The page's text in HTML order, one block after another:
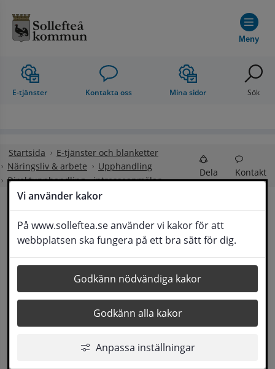
Vi använder kakor
På www.solleftea.se använder vi kakor för att
webbplatsen ska fungera på ett bra sätt för dig.
Godkänn nödvändiga kakor
Godkänn alla kakor
Anpassa inställningar
Meny
E-tjänster Kontakta oss Mina sidor Sök
Startsida
E-tjänster och blanketter
Näringsliv & arbete
Upphandling
Direktupphandling - intresseanmälan
Dela Kontakt
Direktupphandling -
intresseanmälan
Sollefteå kommun vill underlätta för fler små
och medelstora företag lokalt att delta vid
direktupphandlingar som kommunen gör i
entreprenader.